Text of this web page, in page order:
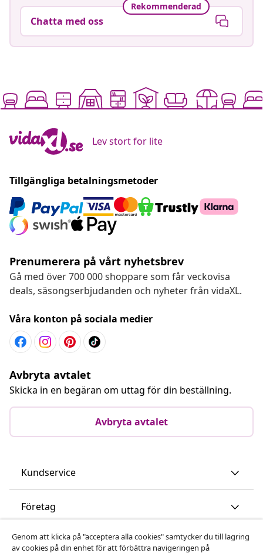
Rekommenderad
Chatta med oss
Lev stort for lite
Tillgängliga betalningsmetoder
Prenumerera på vårt nyhetsbrev
Gå med över 700 000 shoppare som får veckovisa
deals, säsongserbjudanden och nyheter från vidaXL.
Våra konton på sociala medier
Avbryta avtalet
Skicka in en begäran om uttag för din beställning.
Avbryta avtalet
Kundservice
Företag
vidaXL
Genom att klicka på "acceptera alla cookies" samtycker du till lagring
av cookies på din enhet för att förbättra navigeringen på